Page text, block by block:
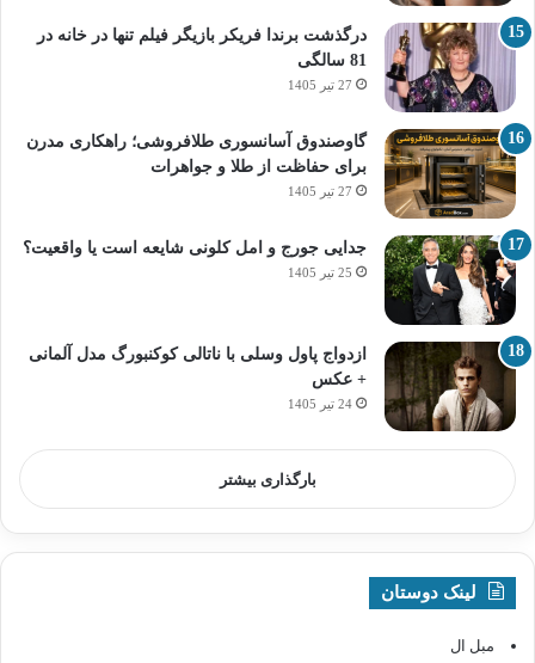
درگذشت برندا فریکر بازیگر فیلم تنها در خانه در
81 سالگی
27 تیر 1405
گاوصندوق آسانسوری طلافروشی؛ راهکاری مدرن
برای حفاظت از طلا و جواهرات
27 تیر 1405
جدایی جورج و امل کلونی شایعه است یا واقعیت؟
25 تیر 1405
ازدواج پاول وسلی با ناتالی کوکنبورگ مدل آلمانی
+ عکس
24 تیر 1405
بارگذاری بیشتر
لینک دوستان
مبل ال